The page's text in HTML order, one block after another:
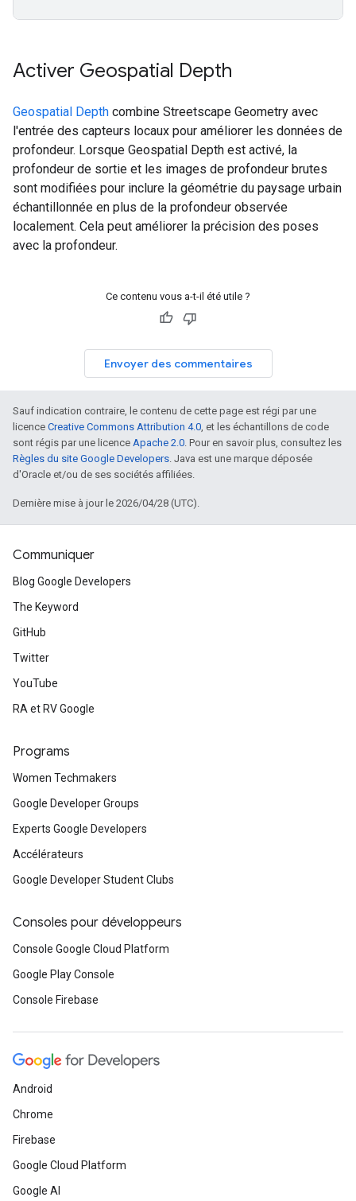
Activer Geospatial Depth
Geospatial Depth combine Streetscape Geometry avec
l'entrée des capteurs locaux pour améliorer les données de
profondeur. Lorsque Geospatial Depth est activé, la
profondeur de sortie et les images de profondeur brutes
sont modifiées pour inclure la géométrie du paysage urbain
échantillonnée en plus de la profondeur observée
localement. Cela peut améliorer la précision des poses
avec la profondeur.
Ce contenu vous a-t-il été utile ?
Envoyer des commentaires
Sauf indication contraire, le contenu de cette page est régi par une
licence Creative Commons Attribution 4.0 , et les échantillons de code
sont régis par une licence Apache 2.0 . Pour en savoir plus, consultez les
Règles du site Google Developers . Java est une marque déposée
d'Oracle et/ou de ses sociétés affiliées.
Dernière mise à jour le 2026/04/28 (UTC).
Communiquer
Blog Google Developers
The Keyword
GitHub
Twitter
YouTube
RA et RV Google
Programs
Women Techmakers
Google Developer Groups
Experts Google Developers
Accélérateurs
Google Developer Student Clubs
Consoles pour développeurs
Console Google Cloud Platform
Google Play Console
Console Firebase
Android
Chrome
Firebase
Google Cloud Platform
Google AI